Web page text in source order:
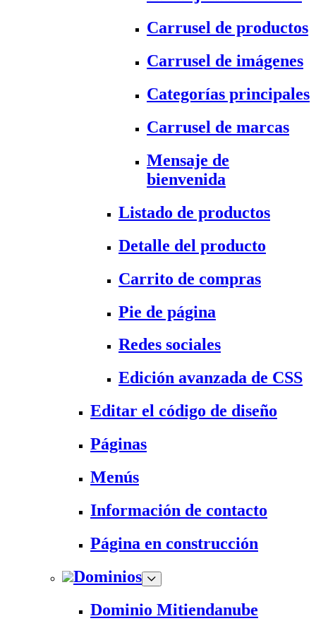
Carrusel de productos
Carrusel de imágenes
Categorías principales
Carrusel de marcas
Mensaje de
bienvenida
Listado de productos
Detalle del producto
Carrito de compras
Pie de página
Redes sociales
Edición avanzada de CSS
Editar el código de diseño
Páginas
Menús
Información de contacto
Página en construcción
Dominios
Dominio Mitiendanube